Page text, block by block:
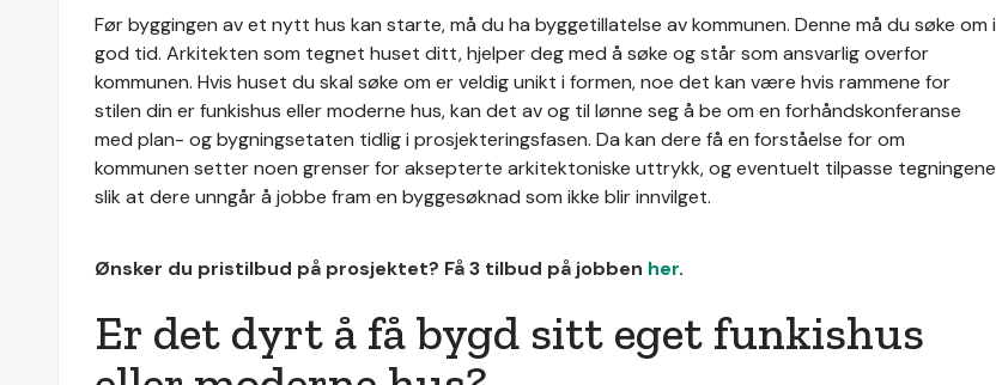
Før byggingen av et nytt hus kan starte, må du ha byggetillatelse av kommunen. Denne må du søke om i
god tid. Arkitekten som tegnet huset ditt, hjelper deg med å søke og står som ansvarlig overfor
kommunen. Hvis huset du skal søke om er veldig unikt i formen, noe det kan være hvis rammene for
stilen din er funkishus eller moderne hus, kan det av og til lønne seg å be om en forhåndskonferanse
med plan- og bygningsetaten tidlig i prosjekteringsfasen. Da kan dere få en forståelse for om
kommunen setter noen grenser for aksepterte arkitektoniske uttrykk, og eventuelt tilpasse tegningene
slik at dere unngår å jobbe fram en byggesøknad som ikke blir innvilget.
Ønsker du pristilbud på prosjektet? Få 3 tilbud på jobben her.
Er det dyrt å få bygd sitt eget funkishus